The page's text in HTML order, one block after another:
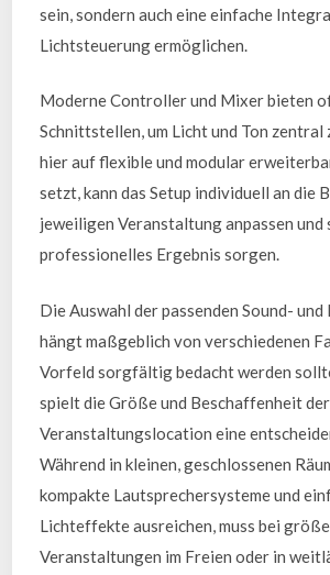
sein, sondern auch eine einfache
Lichtsteuerung ermöglichen.
Moderne Controller und Mixer bieten
Schnittstellen, um Licht und Ton zentral
hier auf flexible und modular
setzt, kann das Setup individuell an die
jeweiligen Veranstaltung anpassen und
professionelles Ergebnis sorgen.
Die Auswahl der passenden Sound-
hängt maßgeblich von verschiedenen
Vorfeld sorgfältig bedacht werden
spielt die Größe und Beschaffenheit der
Veranstaltungslocation eine
Während in kleinen, geschlossenen
kompakte Lautsprechersysteme und
Lichteffekte ausreichen, muss bei
Veranstaltungen im Freien oder in